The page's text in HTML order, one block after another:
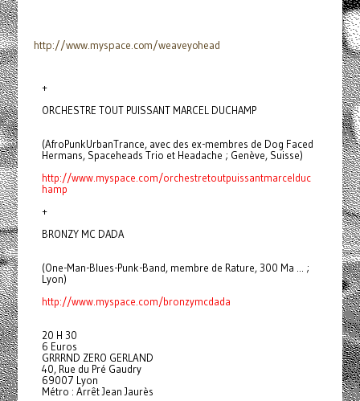
http://www.myspace.com/weaveyohead
+
ORCHESTRE TOUT PUISSANT MARCEL DUCHAMP
(AfroPunkUrbanTrance, avec des ex-membres de Dog Faced
Hermans, Spaceheads Trio et Headache ; Genève, Suisse)
http://www.myspace.com/orchestretoutpuissantmarcelduc
hamp
+
BRONZY MC DADA
(One-Man-Blues-Punk-Band, membre de Rature, 300 Ma ... ;
Lyon)
http://www.myspace.com/bronzymcdada
20 H 30
6 Euros
GRRRND ZERO GERLAND
40, Rue du Pré Gaudry
69007 Lyon
Métro : Arrêt Jean Jaurès